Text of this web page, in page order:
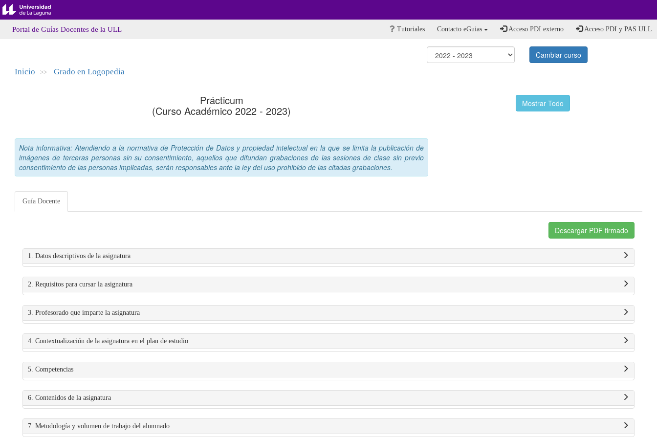
Portal de Guías Docentes de la ULL Tutoriales Contacto eGuias Acceso PDI externo Acceso PDI y PAS ULL
Cambiar curso
Inicio >> Grado en Logopedia
Prácticum
(Curso Académico 2022 - 2023)
Mostrar Todo
Nota informativa: Atendiendo a la normativa de Protección de Datos y propiedad intelectual en la que se limita la publicación de
imágenes de terceras personas sin su consentimiento, aquellos que difundan grabaciones de las sesiones de clase sin previo
consentimiento de las personas implicadas, serán responsables ante la ley del uso prohibido de las citadas grabaciones.
Guía Docente
Descargar PDF firmado
1. Datos descriptivos de la asignatura
2. Requisitos para cursar la asignatura
3. Profesorado que imparte la asignatura
4. Contextualización de la asignatura en el plan de estudio
5. Competencias
6. Contenidos de la asignatura
7. Metodología y volumen de trabajo del alumnado